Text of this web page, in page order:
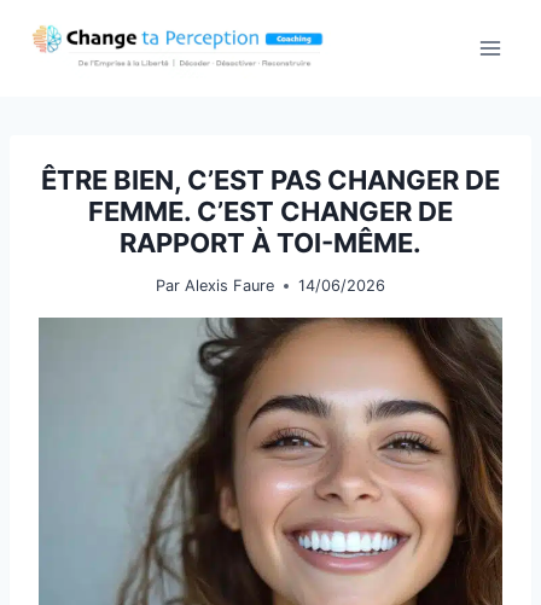
ÊTRE BIEN, C’EST PAS CHANGER DE
FEMME. C’EST CHANGER DE
RAPPORT À TOI-MÊME.
Par Alexis Faure 14/06/2026